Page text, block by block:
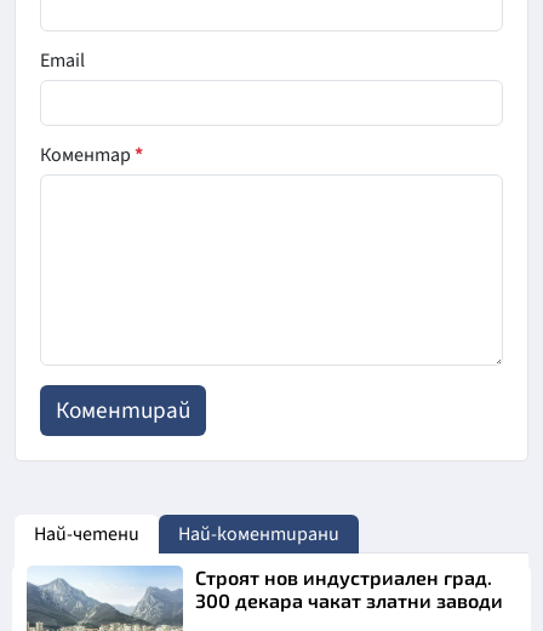
Email
Коментар*
Най-четени Най-коментирани
Строят нов индустриален град.
300 декара чакат златни заводи